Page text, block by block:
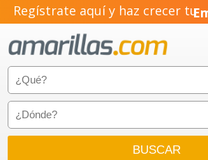
Regístrate aquí y haz crecer tu